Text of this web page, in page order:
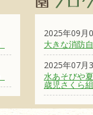
2025年09月
大きな消防
2025年07月
水あそびや
歳児さくら